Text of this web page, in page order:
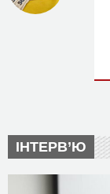
ІНТЕРВ’Ю